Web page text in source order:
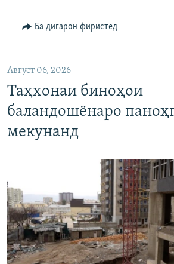
Ба дигарон фиристед
Август 06, 2026
Таҳхонаи биноҳои
баландошёнаро
мекунанд